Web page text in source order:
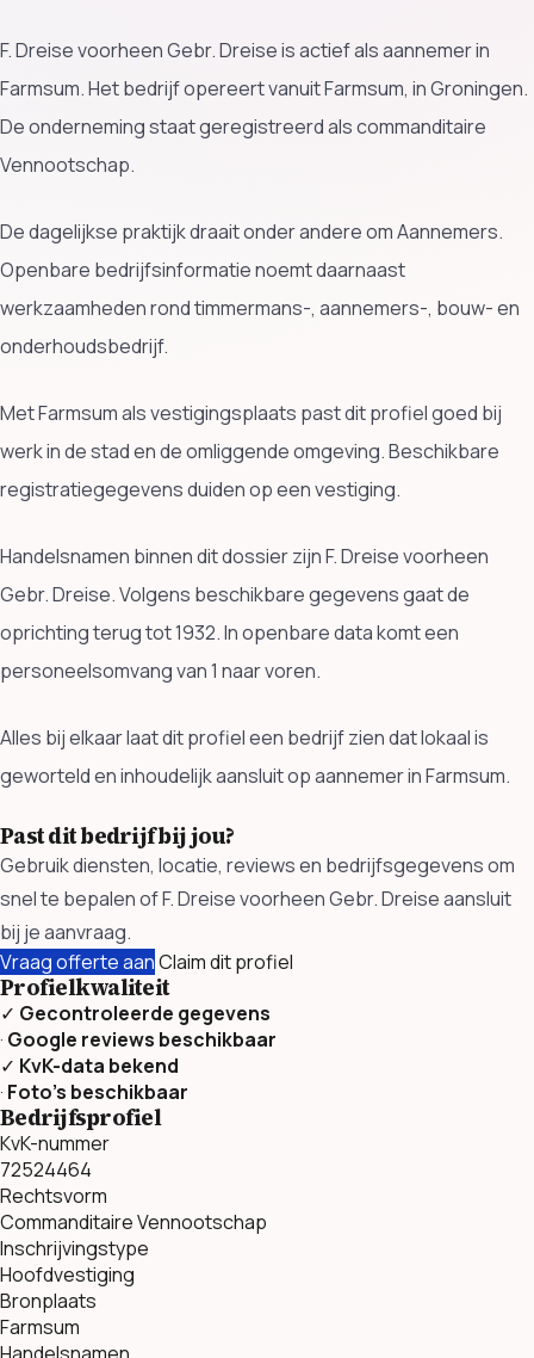
F. Dreise voorheen Gebr. Dreise is actief als aannemer in
Farmsum. Het bedrijf opereert vanuit Farmsum, in Groningen.
De onderneming staat geregistreerd als commanditaire
Vennootschap.
De dagelijkse praktijk draait onder andere om Aannemers.
Openbare bedrijfsinformatie noemt daarnaast
werkzaamheden rond timmermans-, aannemers-, bouw- en
onderhoudsbedrijf.
Met Farmsum als vestigingsplaats past dit profiel goed bij
werk in de stad en de omliggende omgeving. Beschikbare
registratiegegevens duiden op een vestiging.
Handelsnamen binnen dit dossier zijn F. Dreise voorheen
Gebr. Dreise. Volgens beschikbare gegevens gaat de
oprichting terug tot 1932. In openbare data komt een
personeelsomvang van 1 naar voren.
Alles bij elkaar laat dit profiel een bedrijf zien dat lokaal is
geworteld en inhoudelijk aansluit op aannemer in Farmsum.
Past dit bedrijf bij jou?
Gebruik diensten, locatie, reviews en bedrijfsgegevens om
snel te bepalen of F. Dreise voorheen Gebr. Dreise aansluit
bij je aanvraag.
Vraag offerte aanClaim dit profiel
Profielkwaliteit
✓ Gecontroleerde gegevens
· Google reviews beschikbaar
✓ KvK-data bekend
· Foto’s beschikbaar
Bedrijfsprofiel
KvK-nummer
72524464
Rechtsvorm
Commanditaire Vennootschap
Inschrijvingstype
Hoofdvestiging
Bronplaats
Farmsum
Handelsnamen